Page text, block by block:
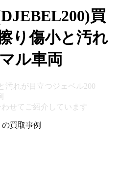
買
り傷小と汚れ
ル車両
汚れが目立つジェベル200
せてご紹介しています
の買取事例